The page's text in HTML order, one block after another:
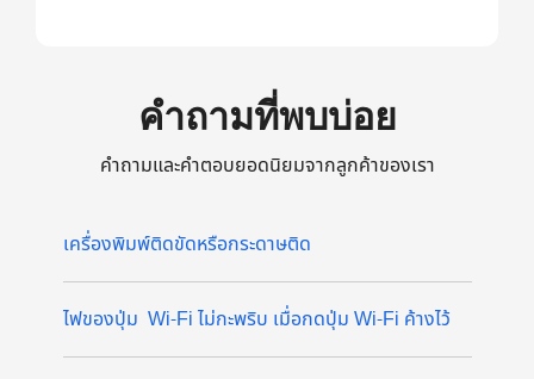
คำถามที่พบบ่อย
คำถามและคำตอบยอดนิยมจากลูกค้าของเรา
เครื่องพิมพ์ติดขัดหรือกระดาษติด
ไฟของปุ่ม Wi-Fi ไม่กะพริบ เมื่อกดปุ่ม Wi-Fi ค้างไว้